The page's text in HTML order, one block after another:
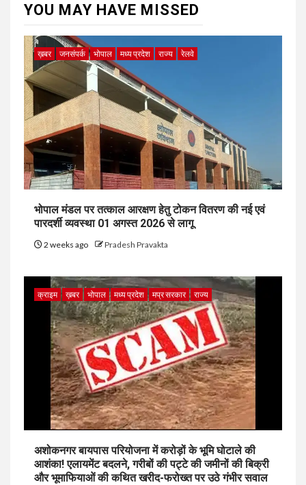
YOU MAY HAVE MISSED
ख़बर जनसंपर्क भोपाल मध्य प्रदेश राज्य रेलवे
भोपाल मंडल पर तत्काल आरक्षण हेतु टोकन वितरण की नई एवं
पारदर्शी व्यवस्था 01 अगस्त 2026 से लागू
2 weeks ago Pradesh Pravakta
क्राइम ख़बर भोपाल मध्य प्रदेश मप्र सरकार राज्य
अशोकनगर बायपास परियोजना में करोड़ों के भूमि घोटाले की
आशंका! एलायमेंट बदलने, गरीबों की पट्टे की जमीनों की बिक्री
और भूमाफियाओं की कथित खरीद-फरोख्त पर उठे गंभीर सवाल